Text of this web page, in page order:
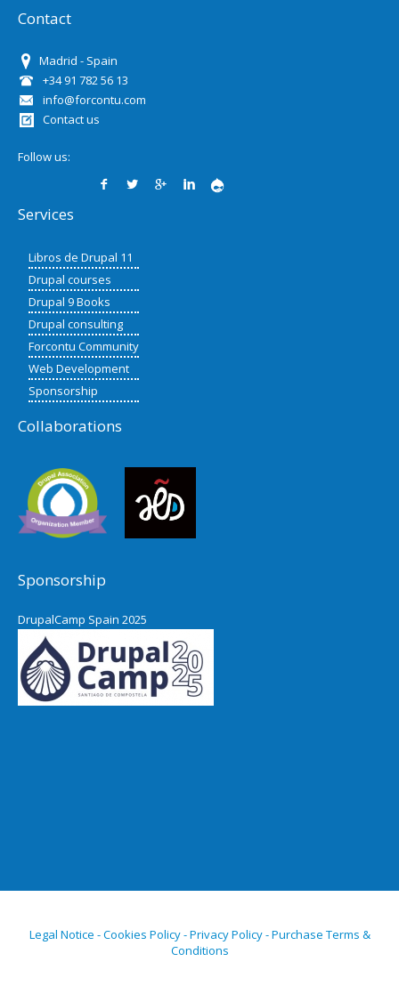
Contact
Madrid - Spain
+34 91 782 56 13
info@forcontu.com
Contact us
Follow us:
Services
Libros de Drupal 11
Drupal courses
Drupal 9 Books
Drupal consulting
Forcontu Community
Web Development
Sponsorship
Collaborations
Sponsorship
DrupalCamp Spain 2025
Legal Notice - Cookies Policy - Privacy Policy - Purchase Terms &
Conditions